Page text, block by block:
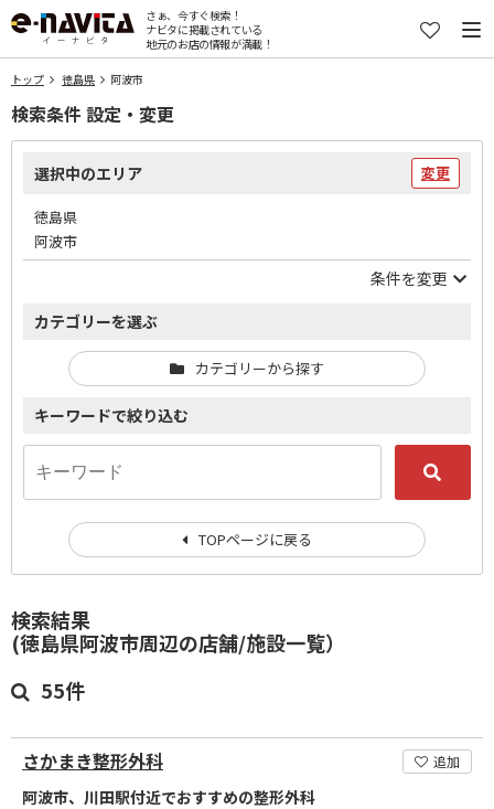
さぁ、今すぐ検索！
ナビタに掲載されている
地元のお店の情報が満載！
トップ 徳島県 阿波市
検索結果
(徳島県阿波市周辺の店舗/施設一覧）
55件
さかまき整形外科 追加
阿波市、川田駅付近でおすすめの整形外科
検索条件 設定・変更
選択中のエリア 変更
徳島県
阿波市
条件を変更
カテゴリーを選ぶ
カテゴリーから探す
キーワードで絞り込む
TOPページに戻る